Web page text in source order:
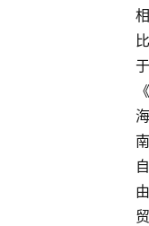
相
比
于
《
海
南
自
由
贸